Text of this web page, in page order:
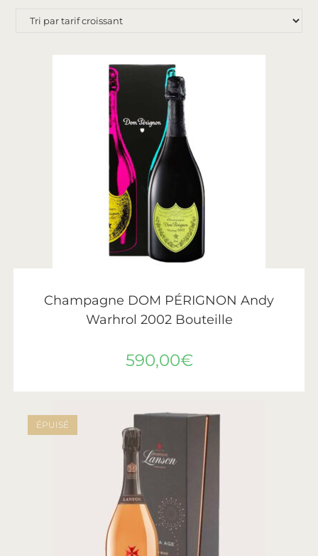
Champagne DOM PÉRIGNON Andy
Warhrol 2002 Bouteille
590,00€
ÉPUISÉ